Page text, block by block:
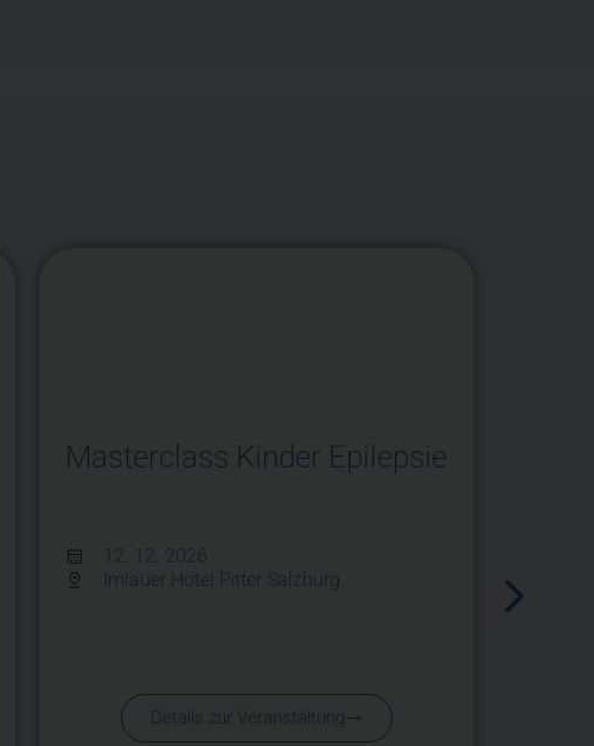
Masterclass Kinder Epilepsie
12. 12. 2026
Imlauer Hotel Pitter Salzburg
Details zur Veranstaltung